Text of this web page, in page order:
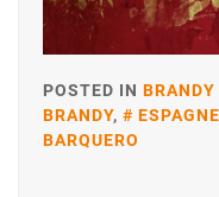
POSTED IN BRANDY
BRANDY, ESPAGNE
BARQUERO